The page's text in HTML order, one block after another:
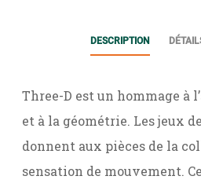
DESCRIPTION
Three-D est un hommage à
et à la géométrie. Les jeux
donnent aux pièces de la
sensation de mouvement.